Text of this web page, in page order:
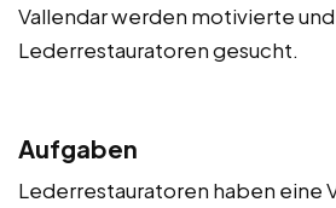
Vallendar werden motivierte
Lederrestauratoren gesucht.
Aufgaben
Lederrestauratoren haben eine